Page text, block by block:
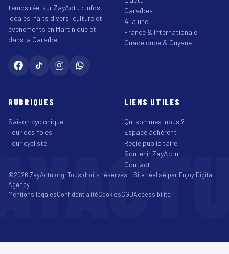
temps réel sur ZayActu : infos
locales, faits divers, culture et
événements en Martinique et
dans la Caraïbe.
Caraïbes
À la une
France & Internationale
Guadeloupe & Guyane
RUBRIQUES
Saison cyclonique
Tour des Yoles
Tour cycliste
LIENS UTILES
Qui sommes-nous ?
Espace adhérent
Régie publicitaire
Soutenir ZayActu
Contact
©2026 ZayActu.org. Tous droits réservés. · Site réalisé par Enjoy Digital
Agency
Mentions légalesConfidentialitéCookiesCGUAccessibilité